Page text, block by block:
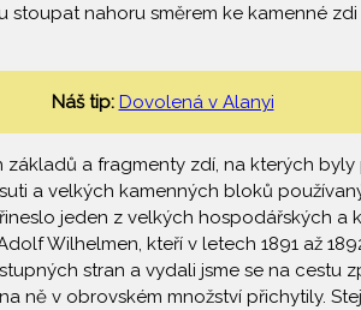
stoupat nahoru směrem ke kamenné
Náš tip: Dovolená v Alanyi
a fragmenty zdí, na kterých
a velkých kamenných bloků
jeden z velkých hospodářských a
Wilhelmen, kteří v letech 1891 až
stran a vydali jsme se na cestu
ně v obrovském množství přichytily.